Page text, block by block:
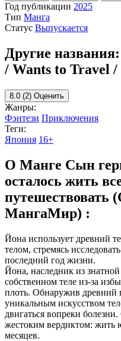
Год публикации 2025
Тип Манга
Статус Выпускается
Другие названия:
/ Wants to Travel /
8.0 (2) Оценить
Жанры:
Фэнтези Приключения
Теги:
Япония 16+
О Манге Сын
осталось жить
путешествовать
МангаМир) :
Йона использует древний
телом, стремясь
последний год жизни.
Йона, наследник из
собственном теле из-за
плоть. Обнаружив древний
уникальным искусством
двигаться вопреки
жестоким вердиктом: жить
месяцев.